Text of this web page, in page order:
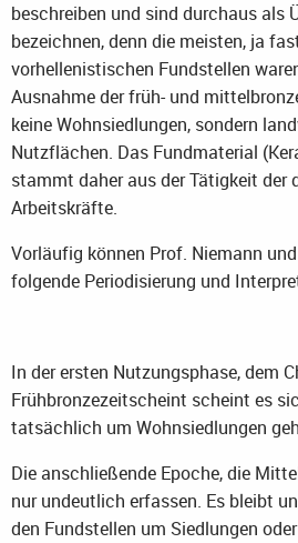
beschreiben und sind durchaus als
bezeichnen, denn die meisten, ja
vorhellenistischen Fundstellen
Ausnahme der früh- und
keine Wohnsiedlungen, sondern
Nutzflächen. Das Fundmaterial
stammt daher aus der Tätigkeit der
Arbeitskräfte.
Vorläufig können Prof. Niemann
folgende Periodisierung und
In der ersten Nutzungsphase, dem
Frühbronzezeitscheint scheint es
tatsächlich um Wohnsiedlungen
Die anschließende Epoche, die
nur undeutlich erfassen. Es bleibt
den Fundstellen um Siedlungen